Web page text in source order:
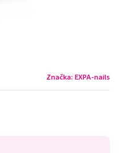
Značka: EXPA-nails